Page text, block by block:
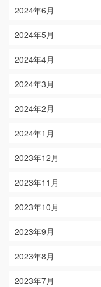
2024年6月
2024年5月
2024年4月
2024年3月
2024年2月
2024年1月
2023年12月
2023年11月
2023年10月
2023年9月
2023年8月
2023年7月